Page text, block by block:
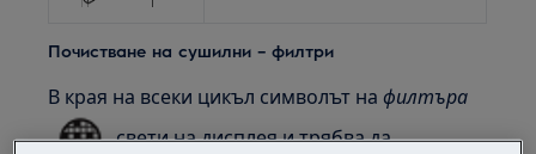
Почистване на сушилни – филтри
В края на всеки цикъл символът нафилтъра
свети на дисплея и трябва да